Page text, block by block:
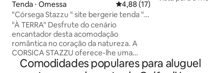
Tenda ⋅ Omessa 4,88 de uma avaliação média
4,88 (17)
"Córsega Stazzu " site bergerie tenda "À
Terra"
"À TERRA" Desfrute do cenário
encantador desta acomodação
romântica no coração da natureza. A
CORSICA STAZZU oferece-lhe uma
tenda confortável no local de um pastor.
Os banheiros
Comodidades populares para aluguel